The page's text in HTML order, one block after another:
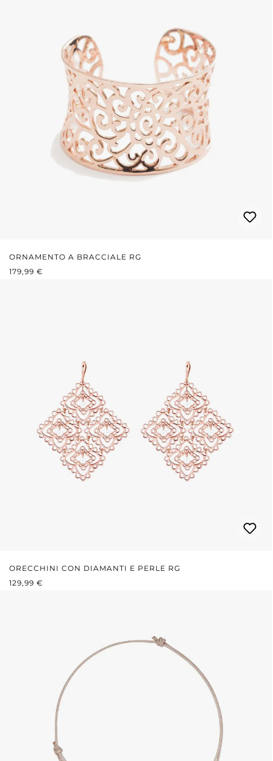
ORNAMENTO A BRACCIALE RG
PREZZO NORMALE:
179,99 €
ORECCHINI CON DIAMANTI E PERLE RG
PREZZO NORMALE:
129,99 €